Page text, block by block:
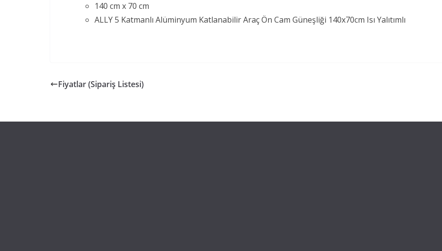
140 cm x 70 cm
ALLY 5 Katmanlı Alüminyum Katlanabilir Araç Ön Cam Güneşliği 140x70cm Isı Yalıtımlı
Fiyatlar (Sipariş Listesi)